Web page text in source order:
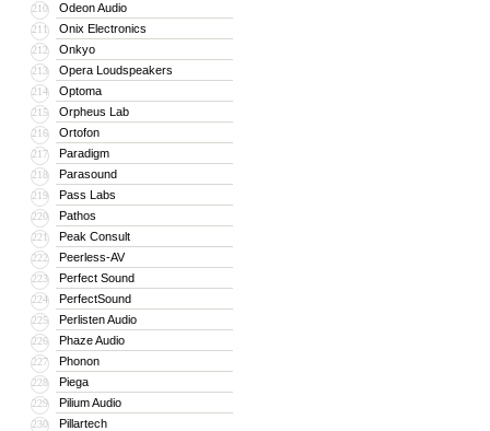
210 Odeon Audio
211 Onix Electronics
212 Onkyo
213 Opera Loudspeakers
214 Optoma
215 Orpheus Lab
216 Ortofon
217 Paradigm
218 Parasound
219 Pass Labs
220 Pathos
221 Peak Consult
222 Peerless-AV
223 Perfect Sound
224 PerfectSound
225 Perlisten Audio
226 Phaze Audio
227 Phonon
228 Piega
229 Pilium Audio
230 Pillartech